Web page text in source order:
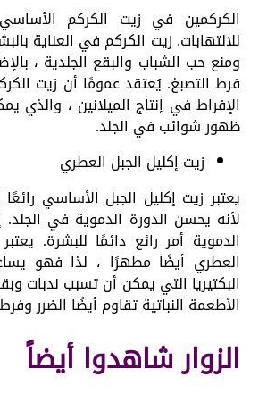
الكركمين في زيت الكركم
للالتهابات. زيت الكركم في العناية
ومنع حب الشباب والبقع الجلدية ،
فرط التصبغ. يُعتقد عمومًا أن زيت
الإفراط في إنتاج الميلانين ،
ظهور شوائب في الجلد.
زيت إكليل الجبل العطري
يعتبر زيت إكليل الجبل الأساسي رائعًا
لأنه يحسن الدورة الدموية في
الدموية أمر رائع دائمًا للبشرة.
العطري أيضًا مطهرًا ، لذا فهو
البكتيريا التي يمكن أن تسبب ندبات
الأطعمة النباتية تقاوم أيضًا الضرر
الزوار شاهدوا أيضاً